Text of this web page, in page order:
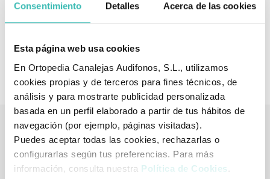
Consentimiento Detalles Acerca de las cookies
Esta página web usa cookies
En Ortopedia Canalejas Audifonos, S.L., utilizamos
cookies propias y de terceros para fines técnicos, de
análisis y para mostrarte publicidad personalizada
basada en un perfil elaborado a partir de tus hábitos de
navegación (por ejemplo, páginas visitadas).
Puedes aceptar todas las cookies, rechazarlas o
configurarlas según tus preferencias. Para más
información, consulta nuestra Política de Cookies .
Nivel de Ruido < 45 dB
Peso embalaje
Tienda de artículos ortopédicos
También podría interesarle